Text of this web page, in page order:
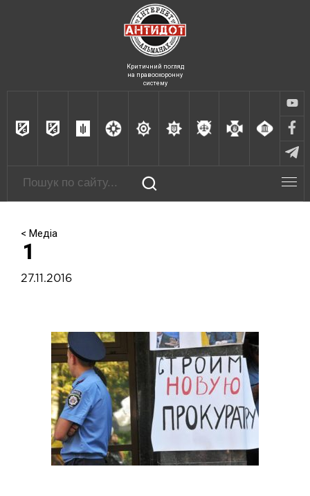
Критичний погляд
на правоохоронну
систему
< Медіа
1
27.11.2016